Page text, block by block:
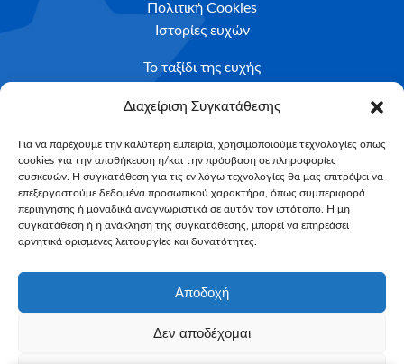
Διαχείριση Συγκατάθεσης
Για να παρέχουμε την καλύτερη εμπειρία, χρησιμοποιούμε τεχνολογίες όπως
cookies για την αποθήκευση ή/και την πρόσβαση σε πληροφορίες
συσκευών. Η συγκατάθεση για τις εν λόγω τεχνολογίες θα μας επιτρέψει να
επεξεργαστούμε δεδομένα προσωπικού χαρακτήρα, όπως συμπεριφορά
περιήγησης ή μοναδικά αναγνωριστικά σε αυτόν τον ιστότοπο. Η μη
συγκατάθεση ή η ανάκληση της συγκατάθεσης, μπορεί να επηρεάσει
αρνητικά ορισμένες λειτουργίες και δυνατότητες.
Αποδοχή
Δεν αποδέχομαι
Πολιτική Cookies
Ιστορίες ευχών
Το ταξίδι της ευχής
Κριτήρια Καταλληλότητας
Υποβολή Αιτήματος
NEWSLETTER
Email*